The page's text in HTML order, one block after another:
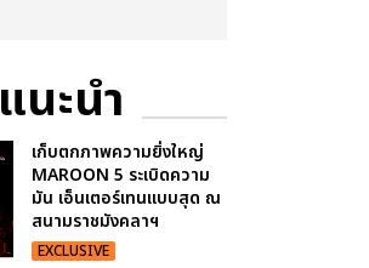
แนะนำ
เก็บตกภาพความยิ่งใหญ่
MAROON 5 ระเบิดความ
มัน เอ็นเตอร์เทนแบบสุด ณ
สนามราชมังคลาฯ
EXCLUSIVE